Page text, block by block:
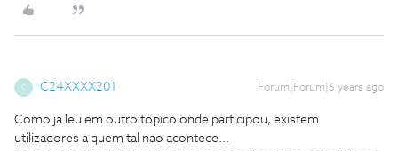
C C24XXXX201 Forum|Forum|6 years ago
Como ja leu em outro topico onde participou, existem
utilizadores a quem tal nao acontece...